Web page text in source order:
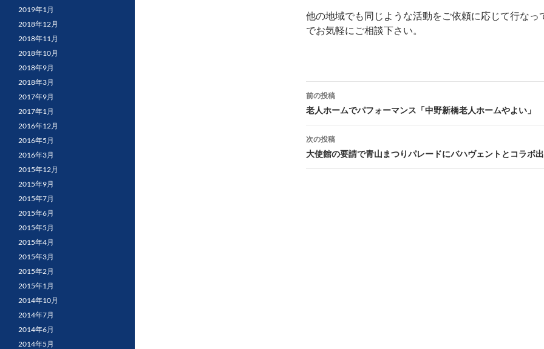
他の地域でも同じような活動をご依頼に応じて行なっ
でお気軽にご相談下さい。
投
稿
ナ
ビ
ゲ
前の投稿
老人ホームでパフォーマンス「中野新橋老人ホームやよい」
次の投稿
大使館の要請で青山まつりパレードにバハヴェントとコラボ
2019年1月
2018年12月
2018年11月
2018年10月
2018年9月
2018年3月
2017年9月
2017年1月
2016年12月
2016年5月
2016年3月
2015年12月
2015年9月
2015年7月
2015年6月
2015年5月
2015年4月
2015年3月
2015年2月
2015年1月
2014年10月
2014年7月
2014年6月
2014年5月